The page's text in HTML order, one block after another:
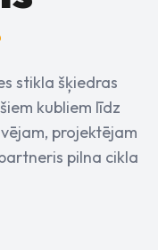
stikla šķiedras
kubliem līdz
projektējam
pilna cikla